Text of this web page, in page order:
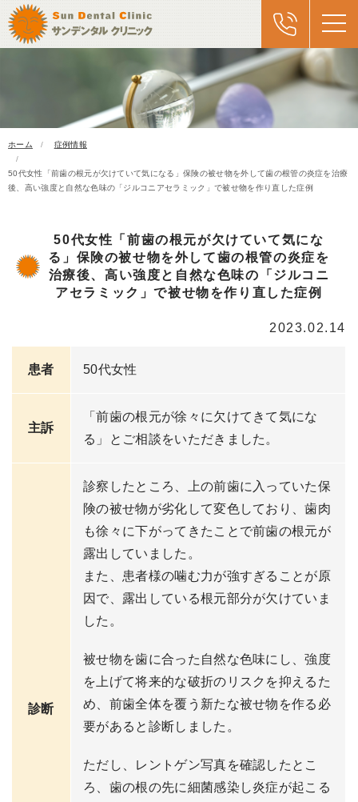
ホーム 症例情報
50代女性「前歯の根元が欠けていて気になる」保険の被せ物を外して歯の根管の炎症を治療
後、高い強度と自然な色味の「ジルコニアセラミック」で被せ物を作り直した症例
50代女性「前歯の根元が欠けていて気にな
る」保険の被せ物を外して歯の根管の炎症を
治療後、高い強度と自然な色味の「ジルコニ
アセラミック」で被せ物を作り直した症例
2023.02.14
患者 50代女性
主訴
「前歯の根元が徐々に欠けてきて気にな
る」とご相談をいただきました。
診断
診察したところ、上の前歯に入っていた保
険の被せ物が劣化して変色しており、歯肉
も徐々に下がってきたことで前歯の根元が
露出していました。
また、患者様の噛む力が強すぎることが原
因で、露出している根元部分が欠けていま
した。
被せ物を歯に合った自然な色味にし、強度
を上げて将来的な破折のリスクを抑えるた
め、前歯全体を覆う新たな被せ物を作る必
要があると診断しました。
ただし、レントゲン写真を確認したとこ
ろ、歯の根の先に細菌感染し炎症が起こる